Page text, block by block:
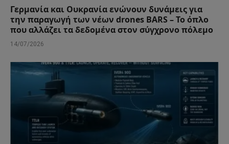
Γερμανία και Ουκρανία ενώνουν δυνάμεις για
την παραγωγή των νέων drones BARS – Το όπλο
που αλλάζει τα δεδομένα στον σύγχρονο πόλεμο
14/07/2026